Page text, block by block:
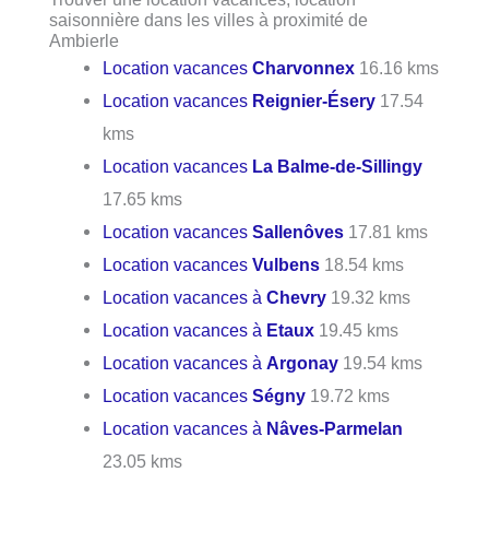
saisonnière dans les villes à proximité de
Ambierle
Location vacancesCharvonnex 16.16 kms
Location vacances Reignier-Ésery 17.54
kms
Location vacances La Balme-de-Sillingy
17.65 kms
Location vacancesSallenôves 17.81 kms
Location vacancesVulbens 18.54 kms
Location vacances àChevry 19.32 kms
Location vacances à Etaux 19.45 kms
Location vacances à Argonay 19.54 kms
Location vacancesSégny 19.72 kms
Location vacances à Nâves-Parmelan
23.05 kms